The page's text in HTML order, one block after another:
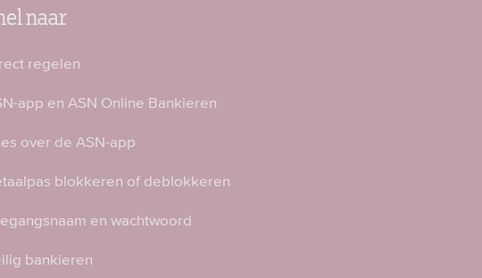
naar
regelen
app en ASN Online Bankieren
over de ASN-app
blokkeren of deblokkeren
en wachtwoord
bankieren